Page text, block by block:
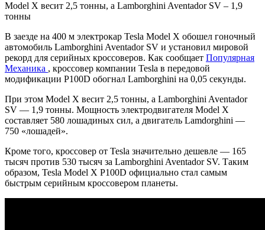
Model X весит 2,5 тонны, а Lamborghini Aventador SV – 1,9
тонны
В заезде на 400 м электрокар Tesla Model X обошел гоночный
автомобиль Lamborghini Aventador SV и установил мировой
рекорд для серийных кроссоверов. Как сообщает Популярная
Механика , кроссовер компании Tesla в передовой
модификации P100D обогнал Lamborghini на 0,05 секунды.
При этом Model X весит 2,5 тонны, а Lamborghini Aventador
SV — 1,9 тонны. Мощность электродвигателя Model X
составляет 580 лошадиных сил, а двигатель Lamdorghini —
750 «лошадей».
Кроме того, кроссовер от Tesla значительно дешевле — 165
тысяч против 530 тысяч за Lamborghini Aventador SV. Таким
образом, Tesla Model X P100D официально стал самым
быстрым серийным кроссовером планеты.